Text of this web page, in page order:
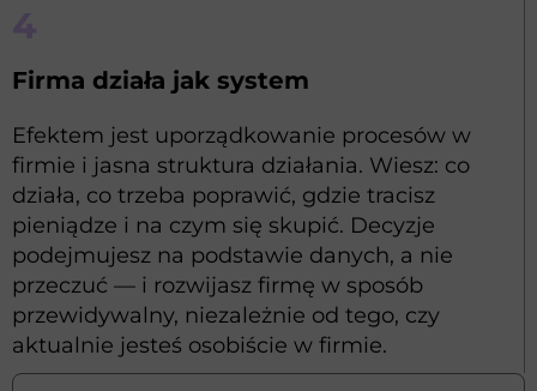
Firma działa jak system
Efektem jest uporządkowanie procesów w
firmie i jasna struktura działania. Wiesz: co
działa, co trzeba poprawić, gdzie tracisz
pieniądze i na czym się skupić. Decyzje
podejmujesz na podstawie danych, a nie
przeczuć — i rozwijasz firmę w sposób
przewidywalny, niezależnie od tego, czy
aktualnie jesteś osobiście w firmie.